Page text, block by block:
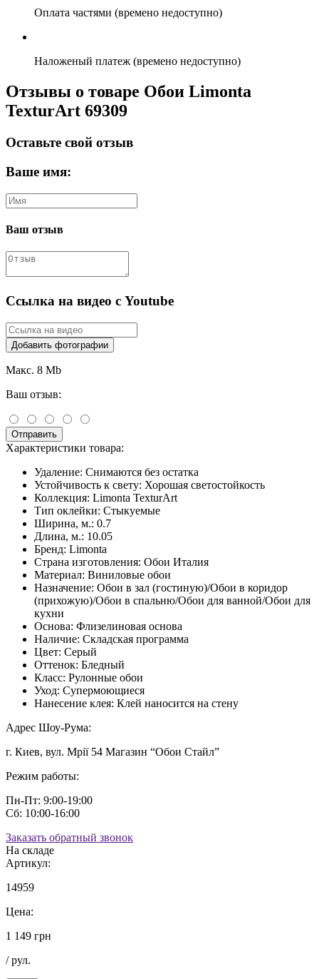
Оплата частями (времено недоступно)
Наложеный платеж (времено недоступно)
Отзывы о товаре Обои Limonta
TexturArt 69309
Оставьте свой отзыв
Ваше имя:
Ваш отзыв
Ссылка на видео с Youtube
Добавить фотографии
Макс. 8 Mb
Ваш отзыв:
Отправить
Характеристики товара:
Удаление: Снимаются без остатка
Устойчивость к свету: Хорошая светостойкость
Коллекция: Limonta TexturArt
Тип оклейки: Стыкуемые
Ширина, м.: 0.7
Длина, м.: 10.05
Бренд: Limonta
Страна изготовления: Обои Италия
Материал: Виниловые обои
Назначение: Обои в зал (гостиную)/Обои в коридор
(прихожую)/Обои в спальню/Обои для ванной/Обои для
кухни
Основа: Флизелиновая основа
Наличие: Складская программа
Цвет: Серый
Оттенок: Бледный
Класс: Рулонные обои
Уход: Супермоющиеся
Нанесение клея: Клей наносится на стену
Адрес Шоу-Рума:
г. Киев, вул. Мрії 54 Магазин “Обои Стайл”
Режим работы:
Пн-Пт: 9:00-19:00
Сб: 10:00-16:00
Заказать обратный звонок
На складе
Артикул:
14959
Цена:
1 149 грн
/ рул.